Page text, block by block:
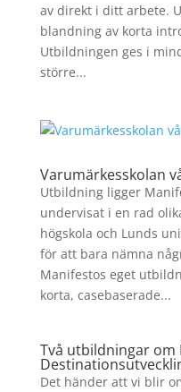
av direkt i ditt arbete.
blandning av korta
Utbildningen ges i
större...
Varumärkesskolan
Utbildning ligger
undervisat i en rad
högskola och Lunds
för att bara nämna
Manifestos eget
korta, casebaserade...
Två utbildningar om
Det händer att vi blir